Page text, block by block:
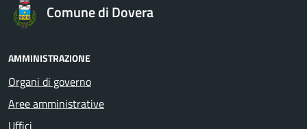
Comune di Dovera
AMMINISTRAZIONE
Organi di governo
Aree amministrative
Uffici